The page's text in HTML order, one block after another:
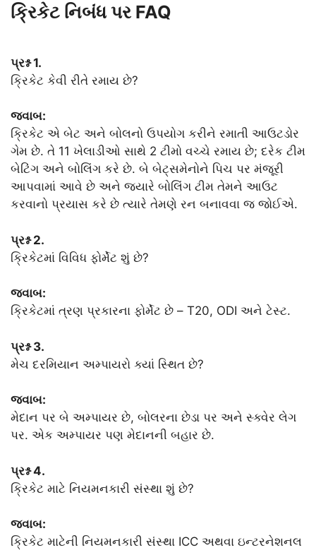
ક્રિકેટ નિબંધ પર FAQ
પ્રશ્ન 1.
ક્રિકેટ કેવી રીતે રમાય છે?
જવાબ:
ક્રિકેટ એ બેટ અને બોલનો ઉપયોગ કરીને રમાતી આઉટડોર
ગેમ છે. તે 11 ખેલાડીઓ સાથે 2 ટીમો વચ્ચે રમાય છે; દરેક ટીમ
બેટિંગ અને બોલિંગ કરે છે. બે બેટ્સમેનોને પિચ પર મંજૂરી
આપવામાં આવે છે અને જ્યારે બોલિંગ ટીમ તેમને આઉટ
કરવાનો પ્રયાસ કરે છે ત્યારે તેમણે રન બનાવવા જ જોઈએ.
પ્રશ્ન 2.
ક્રિકેટમાં વિવિધ ફોર્મેટ શું છે?
જવાબ:
ક્રિકેટમાં ત્રણ પ્રકારના ફોર્મેટ છે – T20, ODI અને ટેસ્ટ.
પ્રશ્ન 3.
મેચ દરમિયાન અમ્પાયરો ક્યાં સ્થિત છે?
જવાબ:
મેદાન પર બે અમ્પાયર છે, બોલરના છેડા પર અને સ્ક્વેર લેગ
પર. એક અમ્પાયર પણ મેદાનની બહાર છે.
પ્રશ્ન 4.
ક્રિકેટ માટે નિયમનકારી સંસ્થા શું છે?
જવાબ:
ક્રિકેટ માટેની નિયમનકારી સંસ્થા ICC અથવા ઇન્ટરનેશનલ